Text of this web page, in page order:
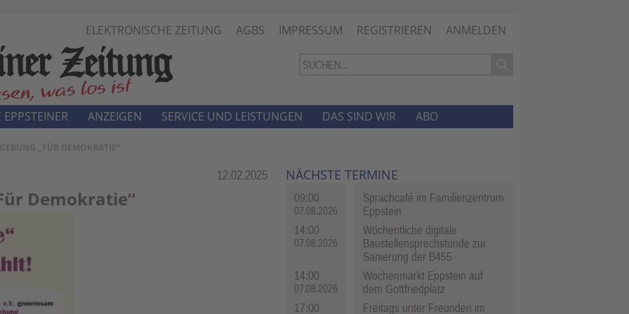
ELEKTRONISCHE ZEITUNG AGBS IMPRESSUM REGISTRIEREN ANMELDEN
„FÜR DEMOKRATIE“
Rubrik:
12.02.2025
Demokratie“
NÄCHSTE TERMINE
09:00
07.08.2026
Sprachcafé im Familienzentrum
Eppstein
14:00
07.08.2026
Wöchentliche digitale
Baustellensprechstunde zur
Sanierung der B455
14:00
07.08.2026
Wochenmarkt Eppstein auf
dem Gottfriedplatz
17:00
Freitags unter Freunden im
EPPSTEINER ANZEIGEN SERVICE UND LEISTUNGEN DAS SIND WIR ABO